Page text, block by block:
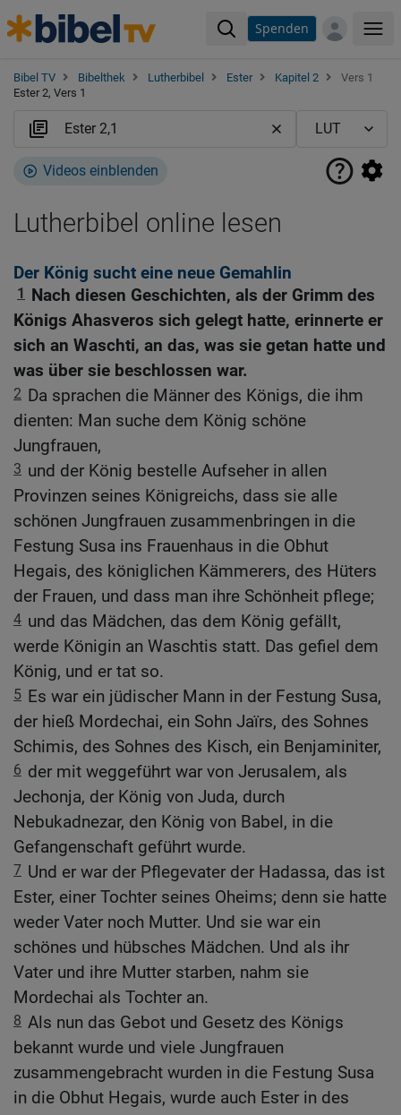
Spenden
Bibel TV Bibelthek Lutherbibel Ester Kapitel 2
Vers 1
Ester 2, Vers 1
Videos einblenden
Lutherbibel online lesen
Der König sucht eine neue Gemahlin
1
Nach diesen Geschichten, als der Grimm des
Königs Ahasveros sich gelegt hatte, erinnerte er
sich an Waschti, an das, was sie getan hatte und
was über sie beschlossen war.
2 Da sprachen die Männer des Königs, die ihm
dienten: Man suche dem König schöne
Jungfrauen,
3 und der König bestelle Aufseher in allen
Provinzen seines Königreichs, dass sie alle
schönen Jungfrauen zusammenbringen in die
Festung Susa ins Frauenhaus in die Obhut
Hegais, des königlichen Kämmerers, des Hüters
der Frauen, und dass man ihre Schönheit pflege;
4 und das Mädchen, das dem König gefällt,
werde Königin an Waschtis statt. Das gefiel dem
König, und er tat so.
5 Es war ein jüdischer Mann in der Festung Susa,
der hieß Mordechai, ein Sohn Jaïrs, des Sohnes
Schimis, des Sohnes des Kisch, ein Benjaminiter,
6 der mit weggeführt war von Jerusalem, als
Jechonja, der König von Juda, durch
Nebukadnezar, den König von Babel, in die
Gefangenschaft geführt wurde.
7 Und er war der Pflegevater der Hadassa, das ist
Ester, einer Tochter seines Oheims; denn sie hatte
weder Vater noch Mutter. Und sie war ein
schönes und hübsches Mädchen. Und als ihr
Vater und ihre Mutter starben, nahm sie
Mordechai als Tochter an.
8 Als nun das Gebot und Gesetz des Königs
bekannt wurde und viele Jungfrauen
zusammengebracht wurden in die Festung Susa
in die Obhut Hegais, wurde auch Ester in des